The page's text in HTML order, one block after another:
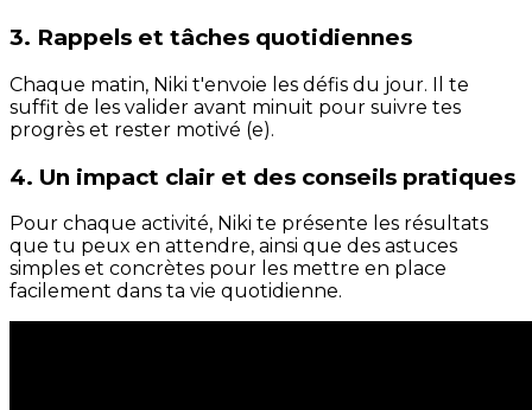
3. Rappels et tâches quotidiennes
Chaque matin, Niki t'envoie les défis du jour. Il te
suffit de les valider avant minuit pour suivre tes
progrès et rester motivé (e).
4. Un impact clair et des conseils pratiques
Pour chaque activité, Niki te présente les résultats
que tu peux en attendre, ainsi que des astuces
simples et concrètes pour les mettre en place
facilement dans ta vie quotidienne.